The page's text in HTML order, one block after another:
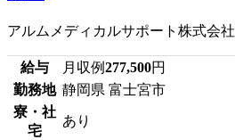
アルムメディカルサポート株式会社
給与 月収例277,500円
勤務地 静岡県 富士宮市
寮・社
宅
あり